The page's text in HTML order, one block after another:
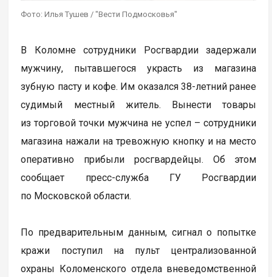
Фото: Илья Тушев / "Вести Подмосковья"
В Коломне сотрудники Росгвардии задержали
мужчину, пытавшегося украсть из магазина
зубную пасту и кофе. Им оказался 38-летний ранее
судимый местный житель. Вынести товары
из торговой точки мужчина не успел – сотрудники
магазина нажали на тревожную кнопку и на место
оперативно прибыли росгвардейцы. Об этом
сообщает пресс-служба ГУ Росгвардии
по Московской области.
По предварительным данным, сигнал о попытке
кражи поступил на пульт централизованной
охраны Коломенского отдела вневедомственной